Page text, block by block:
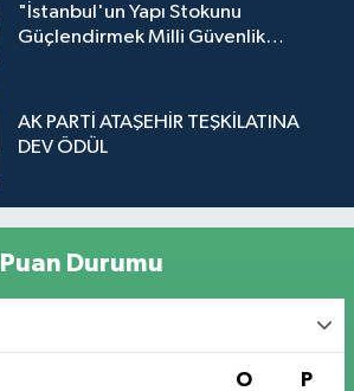
"İstanbul'un Yapı Stokunu
Güçlendirmek Milli Güvenlik
AK PARTİ ATAŞEHİR TEŞKİLATINA
DEV ÖDÜL
Durumu
O P